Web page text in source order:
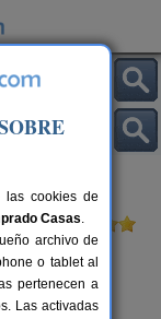
las cookies de
Casas.
archivo de
o tablet al
pertenecen a
Las activadas